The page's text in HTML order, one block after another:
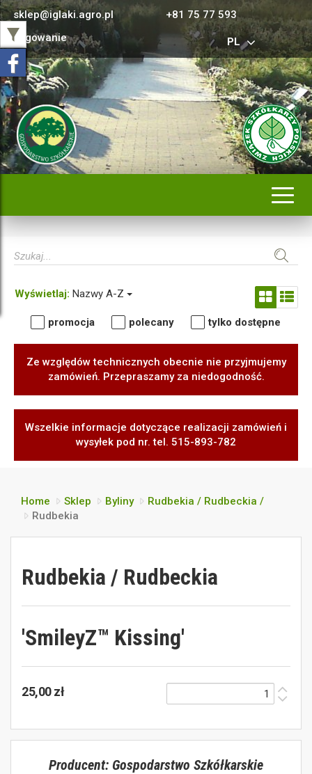
sklep@iglaki.agro.pl
+81 75 77 593
Logowanie
PL
Wyświetlaj: Nazwy A-Z
promocja polecany tylko dostępne
Ze względów technicznych obecnie nie przyjmujemy
zamówień. Przepraszamy za niedogodność.
Wszelkie informacje dotyczące realizacji zamówień i
wysyłek pod nr. tel. 515-893-782
Home Sklep Byliny
Rudbekia / Rudbeckia /
Rudbekia
Rudbekia / Rudbeckia
'SmileyZ™ Kissing'
25,00 zł
Producent: Gospodarstwo Szkółkarskie